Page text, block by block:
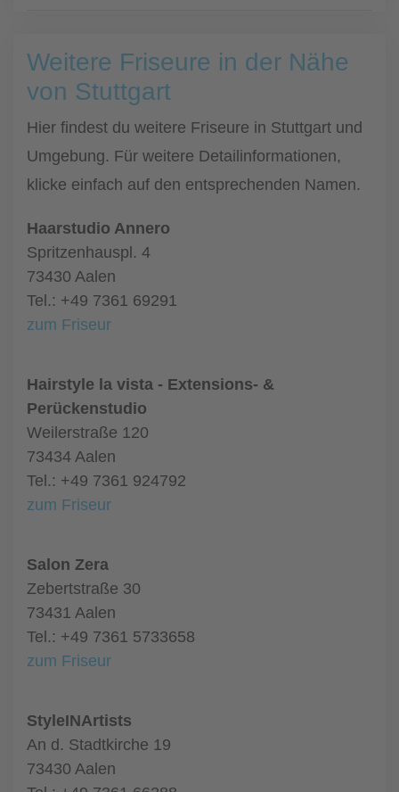
Weitere Friseure in der Nähe
von Stuttgart
Hier findest du weitere Friseure in Stuttgart und
Umgebung. Für weitere Detailinformationen,
klicke einfach auf den entsprechenden Namen.
Haarstudio Annero
Spritzenhauspl. 4
73430 Aalen
Tel.: +49 7361 69291
zum Friseur
Hairstyle la vista - Extensions- &
Perückenstudio
Weilerstraße 120
73434 Aalen
Tel.: +49 7361 924792
zum Friseur
Salon Zera
Zebertstraße 30
73431 Aalen
Tel.: +49 7361 5733658
zum Friseur
StyleINArtists
An d. Stadtkirche 19
73430 Aalen